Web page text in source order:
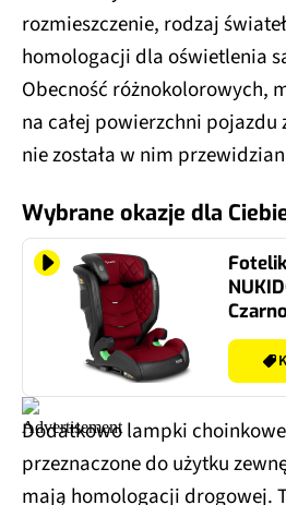
rozmieszczenie, rodzaj
homologacji dla oświetlenia
Obecność różnokolorowych,
na całej powierzchni pojazdu
nie została w nim
Wybrane okazje dla
Dodatkowo lampki
przeznaczone do użytku
mają homologacji drogowej.